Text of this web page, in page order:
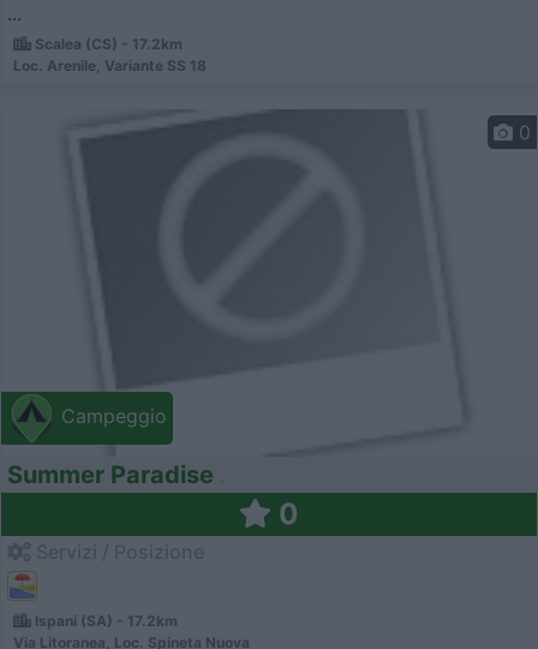
...
Scalea (CS) - 17.2km
Loc. Arenile, Variante SS 18
Campeggio
0
Summer Paradise
0
Ispani (SA) - 17.2km
Via Litoranea, Loc. Spineta Nuova